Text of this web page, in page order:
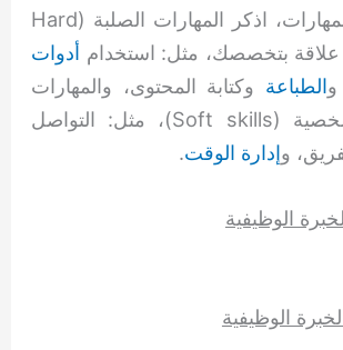
أما في قسم المهارات، اذكر المهارات الصلبة (Hard
أدوات
والطباعة وكتابة المحتوى، والمهارات
الناعمة أو الشخصية (Soft skills)، مثل: التواصل
وإدارة الوقت.